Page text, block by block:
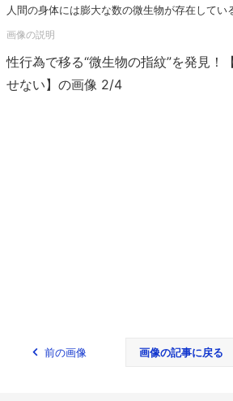
人間の身体には膨大な数の微生物が存在して
性行為で移る“微生物の指紋”を発見！
せない】の画像 2/4
前の画像 画像の記事に戻る